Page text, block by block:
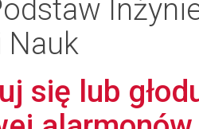
Nauk
się lub